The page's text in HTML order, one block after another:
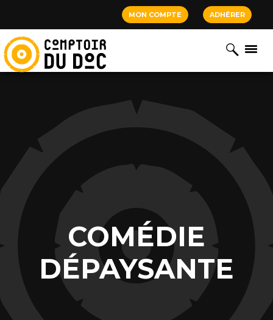
MON COMPTE ADHÉRER
COMÉDIE
DÉPAYSANTE
Cookies management panel